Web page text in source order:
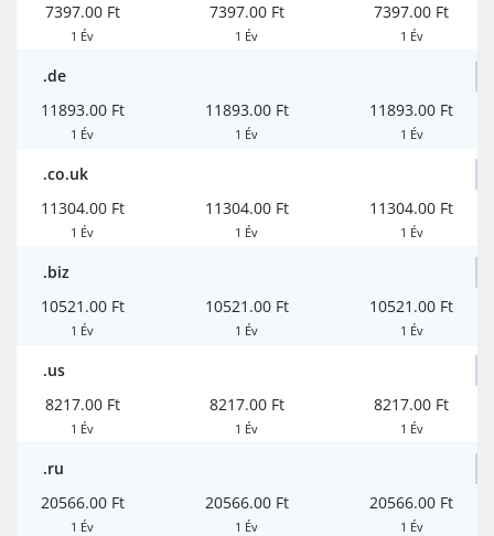
7397.00 Ft
1 Év
7397.00 Ft
1 Év
7397.00 Ft
1 Év
.de
11893.00 Ft
1 Év
11893.00 Ft
1 Év
11893.00 Ft
1 Év
.co.uk
11304.00 Ft
1 Év
11304.00 Ft
1 Év
11304.00 Ft
1 Év
.biz
10521.00 Ft
1 Év
10521.00 Ft
1 Év
10521.00 Ft
1 Év
.us
8217.00 Ft
1 Év
8217.00 Ft
1 Év
8217.00 Ft
1 Év
.ru
20566.00 Ft
1 Év
20566.00 Ft
1 Év
20566.00 Ft
1 Év